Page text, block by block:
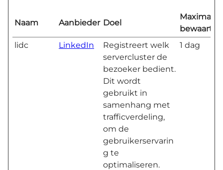
Naam Aanbieder Doel
Maximale
lidc
LinkedIn
Registreert welk
servercluster de
bezoeker bedient.
Dit wordt
gebruikt in
samenhang met
trafficverdeling,
om de
gebruikerservarin
g te
optimaliseren.
1 dag